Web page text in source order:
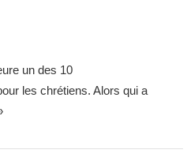
un des 10
les chrétiens. Alors qui a